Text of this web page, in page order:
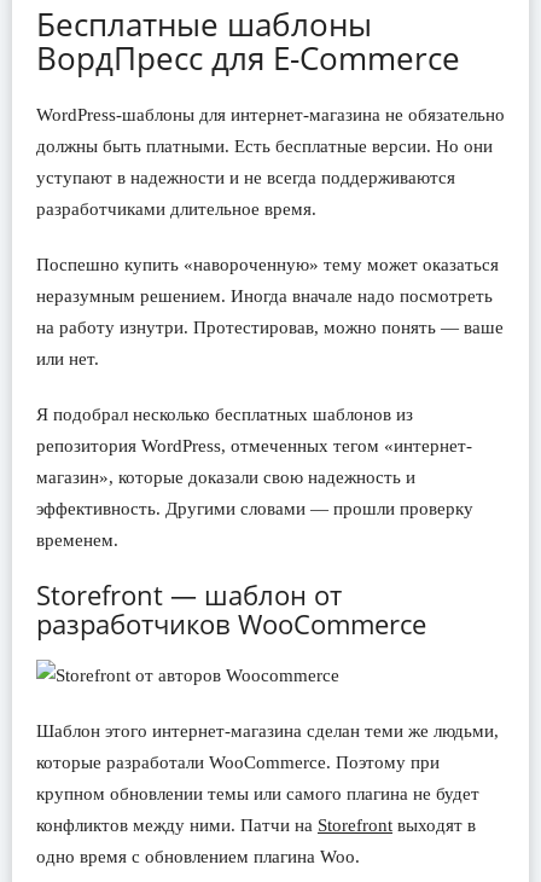
Бесплатные шаблоны
ВордПресс для E-Commerce
WordPress-шаблоны для интернет-магазина не обязательно
должны быть платными. Есть бесплатные версии. Но они
уступают в надежности и не всегда поддерживаются
разработчиками длительное время.
Поспешно купить «навороченную» тему может оказаться
неразумным решением. Иногда вначале надо посмотреть
на работу изнутри. Протестировав, можно понять — ваше
или нет.
Я подобрал несколько бесплатных шаблонов из
репозитория WordPress, отмеченных тегом «интернет-
магазин», которые доказали свою надежность и
эффективность. Другими словами — прошли проверку
временем.
Storefront — шаблон от
разработчиков WooCommerce
Шаблон этого интернет-магазина сделан теми же людьми,
которые разработали WooCommerce. Поэтому при
крупном обновлении темы или самого плагина не будет
конфликтов между ними. Патчи на Storefront выходят в
одно время с обновлением плагина Woo.